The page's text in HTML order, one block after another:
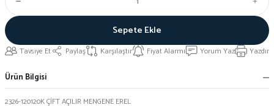
Sepete Ekle
Tavsiye Et Paylaş Karşılaştır Fiyat Alarmı Yorum Yaz Yazdır
Ürün Bilgisi
2326-120120K ÇİFT AÇILIR MENGENE EREL